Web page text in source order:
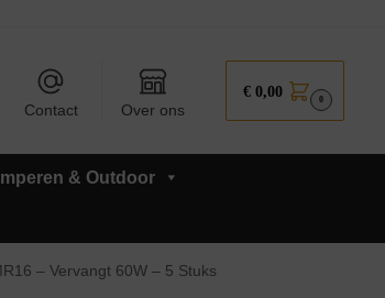
Contact Over ons
€ 0,00 0
& Outdoor
– Vervangt 60W – 5 Stuks